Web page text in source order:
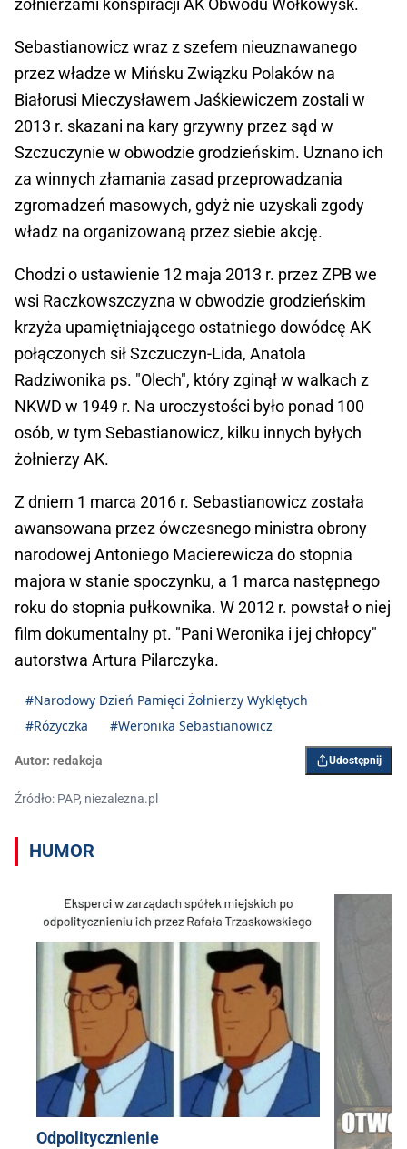
żołnierzami konspiracji AK Obwodu Wołkowysk.
Sebastianowicz wraz z szefem nieuznawanego
przez władze w Mińsku Związku Polaków na
Białorusi Mieczysławem Jaśkiewiczem zostali w
2013 r. skazani na kary grzywny przez sąd w
Szczuczynie w obwodzie grodzieńskim. Uznano ich
za winnych złamania zasad przeprowadzania
zgromadzeń masowych, gdyż nie uzyskali zgody
władz na organizowaną przez siebie akcję.
Chodzi o ustawienie 12 maja 2013 r. przez ZPB we
wsi Raczkowszczyzna w obwodzie grodzieńskim
krzyża upamiętniającego ostatniego dowódcę AK
połączonych sił Szczuczyn-Lida, Anatola
Radziwonika ps. "Olech", który zginął w walkach z
NKWD w 1949 r. Na uroczystości było ponad 100
osób, w tym Sebastianowicz, kilku innych byłych
żołnierzy AK.
Z dniem 1 marca 2016 r. Sebastianowicz została
awansowana przez ówczesnego ministra obrony
narodowej Antoniego Macierewicza do stopnia
majora w stanie spoczynku, a 1 marca następnego
roku do stopnia pułkownika. W 2012 r. powstał o niej
film dokumentalny pt. "Pani Weronika i jej chłopcy"
autorstwa Artura Pilarczyka.
#Narodowy Dzień Pamięci Żołnierzy Wyklętych
#Różyczka
#Weronika Sebastianowicz
Autor: redakcja Udostępnij
Źródło: PAP, niezalezna.pl
HUMOR
Odpolitycznienie